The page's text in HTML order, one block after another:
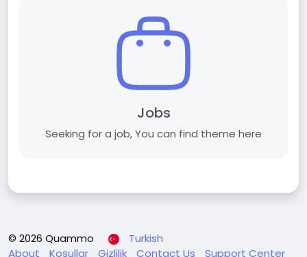
Jobs
Seeking for a job, You can find theme here
© 2026 Quammo
Turkish
About
Koşullar Gizlilik Contact Us Support Center